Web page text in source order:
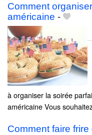
Comment
américaine -
à organiser la soirée
américaine Vous
Comment faire